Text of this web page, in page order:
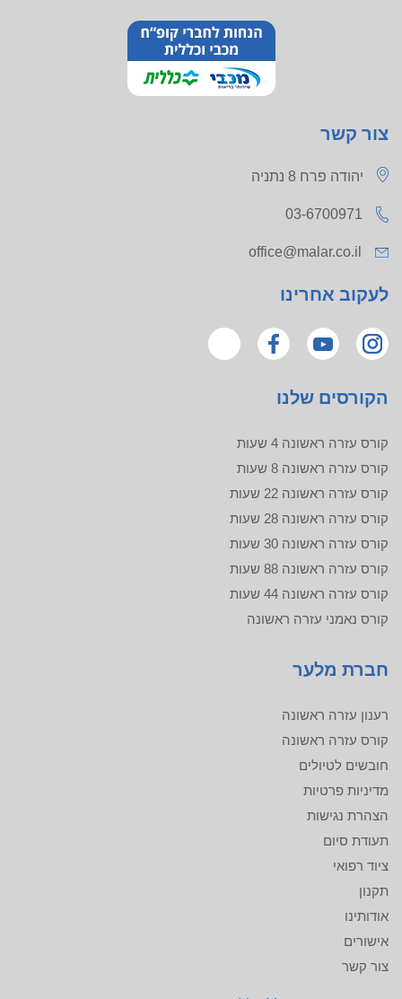
צור קשר
יהודה פרח 8 נתניה
03-6700971
office@malar.co.il
לעקוב אחרינו
הקורסים שלנו
קורס עזרה ראשונה 4 שעות
קורס עזרה ראשונה 8 שעות
קורס עזרה ראשונה 22 שעות
קורס עזרה ראשונה 28 שעות
קורס עזרה ראשונה 30 שעות
קורס עזרה ראשונה 88 שעות
קורס עזרה ראשונה 44 שעות
קורס נאמני עזרה ראשונה
חברת מלער
רענון עזרה ראשונה
קורס עזרה ראשונה
חובשים לטיולים
מדיניות פרטיות
הצהרת נגישות
תעודת סיום
ציוד רפואי
תקנון
אודותינו
אישורים
צור קשר